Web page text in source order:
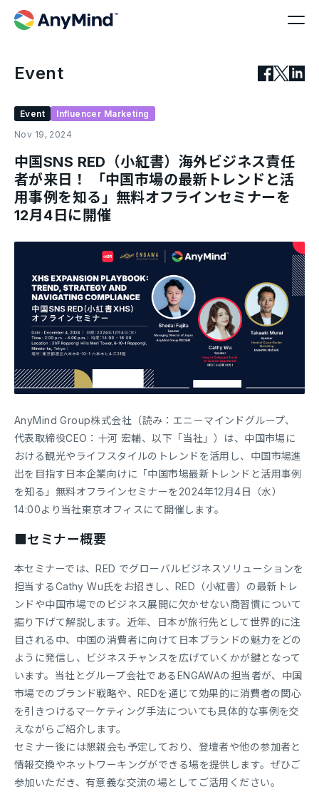
Event
Event
Influencer Marketing
Nov 19, 2024
中国SNS RED（小紅書）海外ビジネス責任
者が来日！ 「中国市場の最新トレンドと活
用事例を知る」無料オフラインセミナーを
12月4日に開催
AnyMind Group株式会社（読み：エニーマインドグループ、
代表取締役CEO：十河 宏輔、以下「当社」）は、中国市場に
おける観光やライフスタイルのトレンドを活用し、中国市場進
出を目指す日本企業向けに「中国市場最新トレンドと活用事例
を知る」無料オフラインセミナーを2024年12月4日（水）
14:00より当社東京オフィスにて開催します。
■セミナー概要
本セミナーでは、RED でグローバルビジネスソリューションを
担当するCathy Wu氏をお招きし、RED（小紅書）の最新トレ
ンドや中国市場でのビジネス展開に欠かせない商習慣について
掘り下げて解説します。近年、日本が旅行先として世界的に注
目される中、中国の消費者に向けて日本ブランドの魅力をどの
ように発信し、ビジネスチャンスを広げていくかが鍵となって
います。当社とグループ会社であるENGAWAの担当者が、中国
市場でのブランド戦略や、REDを通じて効果的に消費者の関心
を引きつけるマーケティング手法についても具体的な事例を交
えながらご紹介します。
セミナー後には懇親会も予定しており、登壇者や他の参加者と
情報交換やネットワーキングができる場を提供します。ぜひご
参加いただき、有意義な交流の場としてご活用ください。